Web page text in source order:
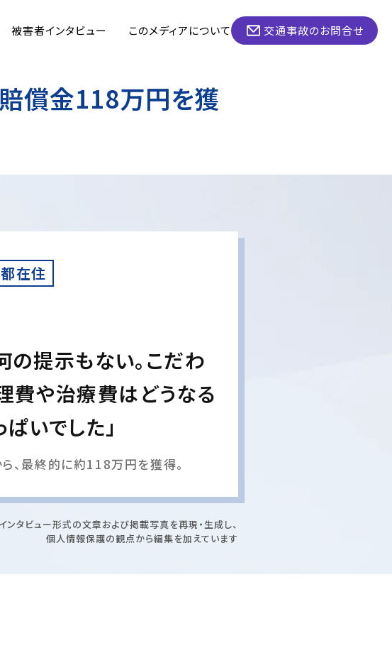
被害者インタビュー このメディアについて 交通事故のお問合せ
償金118万円を獲
在住
の提示もない。こだわ
費や治療費はどうなる
いでした」
、最終的に約118万円を獲得。
ンタビュー形式の文章および掲載写真を再現・生成し、
個人情報保護の観点から編集を加えています